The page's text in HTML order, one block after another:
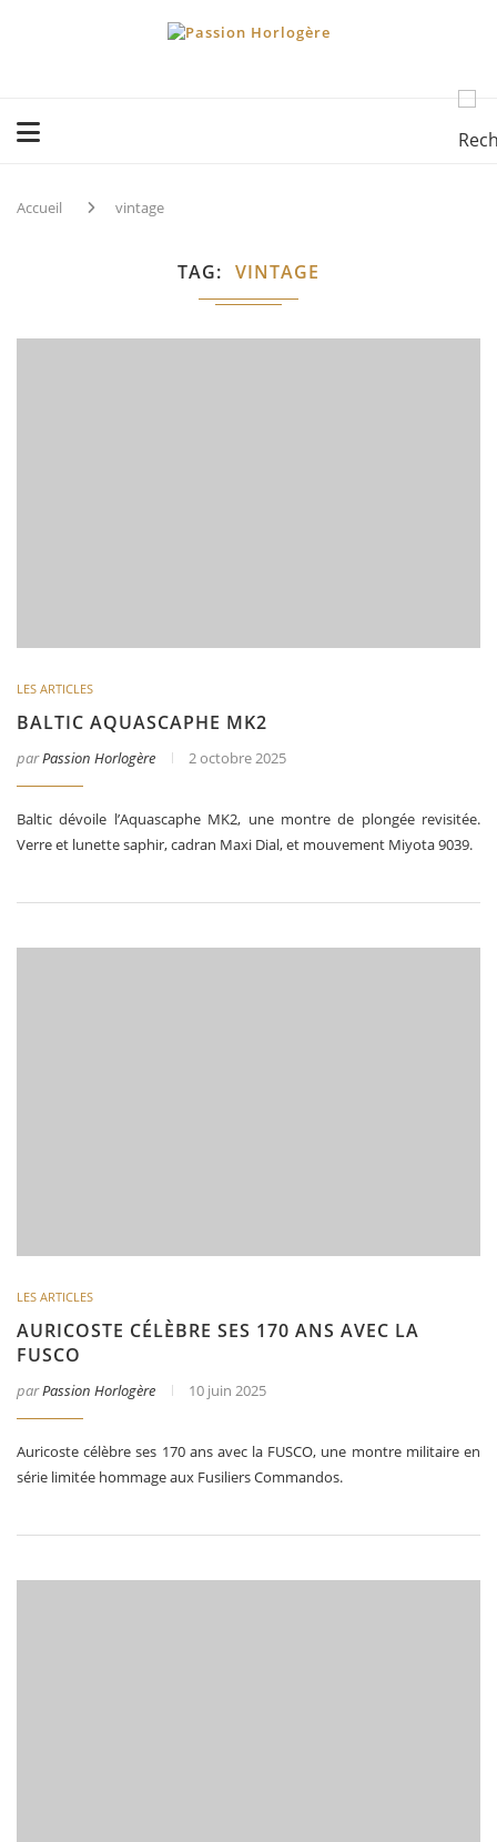
Accueil vintage
TAG VINTAGE
LES ARTICLES
BALTIC AQUASCAPHE MK2
parPassion Horlogère 2 octobre 2025
Baltic dévoile l’Aquascaphe MK2, une montre de plongée revisitée.
Verre et lunette saphir, cadran Maxi Dial, et mouvement Miyota 9039.
LES ARTICLES
AURICOSTE CÉLÈBRE SES 170 ANS AVEC LA
FUSCO
parPassion Horlogère 10 juin 2025
Auricoste célèbre ses 170 ans avec la FUSCO, une montre militaire en
série limitée hommage aux Fusiliers Commandos.